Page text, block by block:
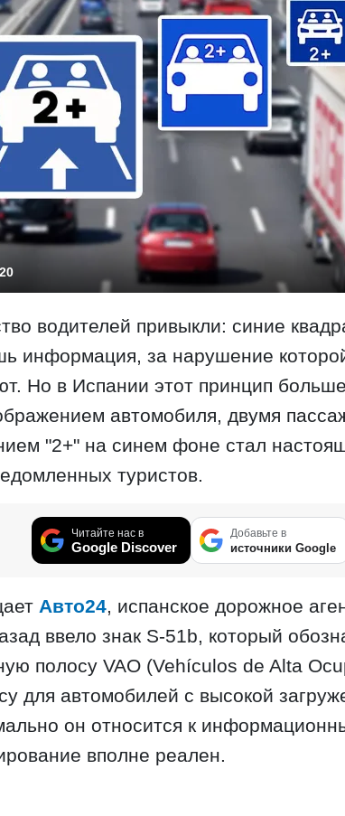
водителей привыкли: синие
информация, за нарушение
Но в Испании этот принцип
автомобиля, двумя
"2+" на синем фоне стал
туристов.
Читайте нас в
Google Discover
Добавьте в
источники Google
Авто24, испанское дорожное
ввело знак S-51b, который
полосу VAO (Vehículos de Alta
для автомобилей с высокой
он относится к
вполне реален.